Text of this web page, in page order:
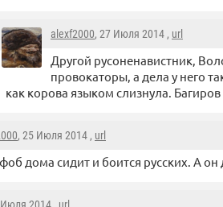
alexf2000, 27 Июля 2014 , url
Другой русоненавистник,
провокаторы, а дела у него
как корова языком слизнула.
, 25 Июля 2014 , url
дома сидит и боится русских. А